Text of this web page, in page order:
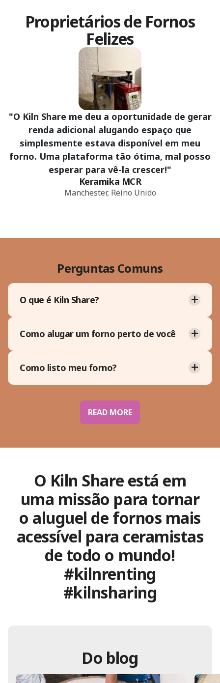
Proprietários de Fornos
Felizes
"O Kiln Share me deu a oportunidade de gerar
renda adicional alugando espaço que
simplesmente estava disponível em meu
forno. Uma plataforma tão ótima, mal posso
esperar para vê-la crescer!"
Keramika MCR
Manchester, Reino Unido
Perguntas Comuns
O que é Kiln Share?
Como alugar um forno perto de você
Como listo meu forno?
READ MORE
O Kiln Share está em
uma missão para tornar
o aluguel de fornos mais
acessível para ceramistas
de todo o mundo!
#kilnrenting
#kilnsharing
Do blog